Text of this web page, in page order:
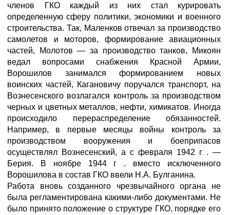
членов ГКО каждый из них стал курировать
определенную сферу политики, экономики и военного
строительства. Так, Маленков отвечал за производство
самолетов и моторов, формирование авиационных
частей, Молотов — за производство танков, Микоян
ведал вопросами снабжения Красной Армии,
Ворошилов занимался формированием новых
воинских частей, Кагановичу поручался транспорт, на
Вознесенского возлагался контроль за производством
черных и цветных металлов, нефти, химикатов. Иногда
происходило перераспределение обязанностей.
Например, в первые месяцы войны контроль за
производством вооружения и боеприпасов
осуществлял Вознесенский, а с февраля 1942 г . —
Берия. В ноябре 1944 г . вместо исключенного
Ворошилова в состав ГКО ввели Н.А. Булганина.
Работа вновь созданного чрезвычайного органа не
была регламентирована какими-либо документами. Не
было принято положение о структуре ГКО, порядке его